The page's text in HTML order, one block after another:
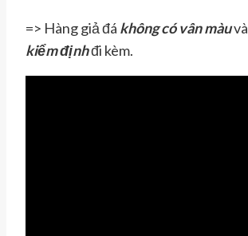
=> Hàng giả đá không có vân màuvà
kiểm địnhđi kèm.